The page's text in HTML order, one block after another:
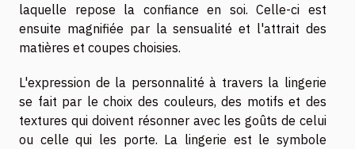
laquelle repose la confiance en soi. Celle-ci est
ensuite magnifiée par la sensualité et l'attrait des
matières et coupes choisies.
L'expression de la personnalité à travers la lingerie
se fait par le choix des couleurs, des motifs et des
textures qui doivent résonner avec les goûts de celui
ou celle qui les porte. La lingerie est le symbole